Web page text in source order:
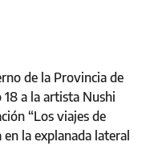
de la Provincia de
18 a la artista Nushi
“Los viajes de
la explanada lateral